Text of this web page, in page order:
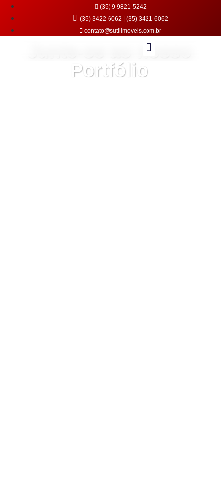
(35) 9 9821-5242
(35) 3422-6062 | (35) 3421-6062
contato@sutilimoveis.com.br
Junte-se ao nosso
Portfólio